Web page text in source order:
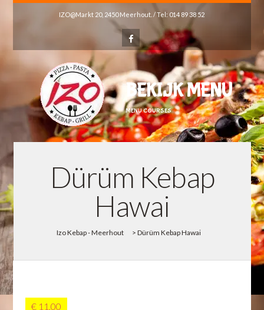
IZO@Markt 20, 2450 Meerhout. / Tel: 014 89 38 52
BEKIJK MENU
MENU COURSES
Dürüm Kebap
Hawai
Izo Kebap - Meerhout > Dürüm Kebap Hawai
€ 11,00